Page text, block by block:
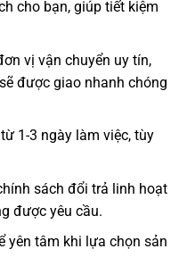
cho bạn, giúp tiết kiệm
vị vận chuyển uy tín,
được giao nhanh chóng
1-3 ngày làm việc, tùy
sách đổi trả linh hoạt
được yêu cầu.
yên tâm khi lựa chọn sản